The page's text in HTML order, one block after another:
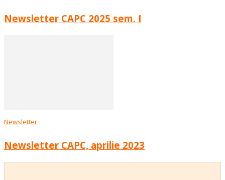
Newsletter CAPC 2025 sem. I
Newsletter
Newsletter CAPC, aprilie 2023